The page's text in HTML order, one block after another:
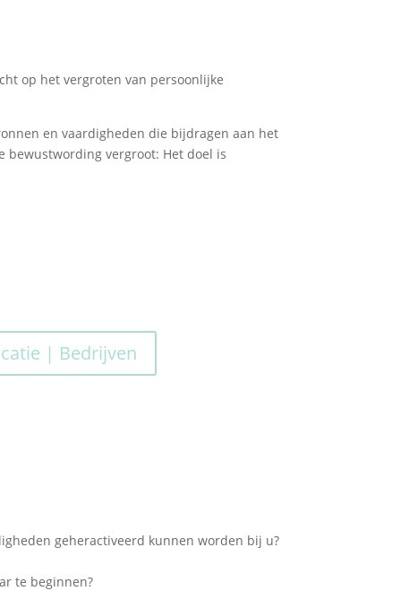
op het vergroten van persoonlijke
en vaardigheden die bijdragen aan het
vergroot: Het doel is
| Bedrijven
geheractiveerd kunnen worden bij u?
te beginnen?